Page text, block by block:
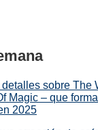
sobre The
Magic – que
2025